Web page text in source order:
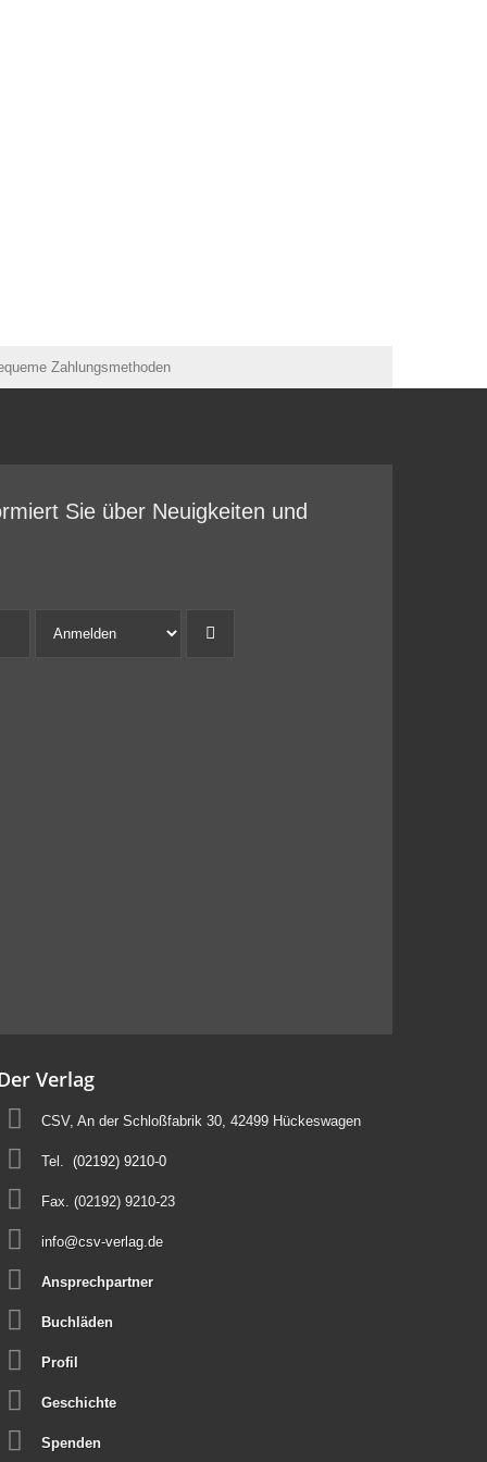
Sie über Neuigkeiten und
Verlag
CSV, An der Schloßfabrik 30, 42499 Hückeswagen
Tel. (02192) 9210-0
Fax. (02192) 9210-23
info@csv-verlag.de
Ansprechpartner
Buchläden
Profil
Geschichte
Spenden